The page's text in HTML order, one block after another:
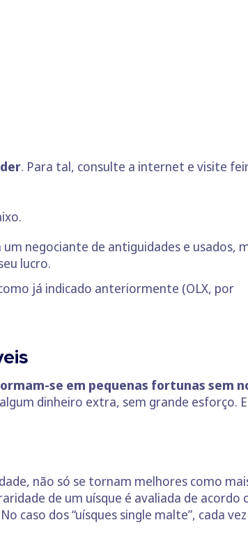
. Para tal, consulte a internet e visite
negociante de antiguidades e usados,
lucro.
já indicado anteriormente (OLX, por
se em pequenas fortunas sem
dinheiro extra, sem grande esforço.
não só se tornam melhores como
de um uísque é avaliada de acordo
caso dos “uísques single malte”, cada